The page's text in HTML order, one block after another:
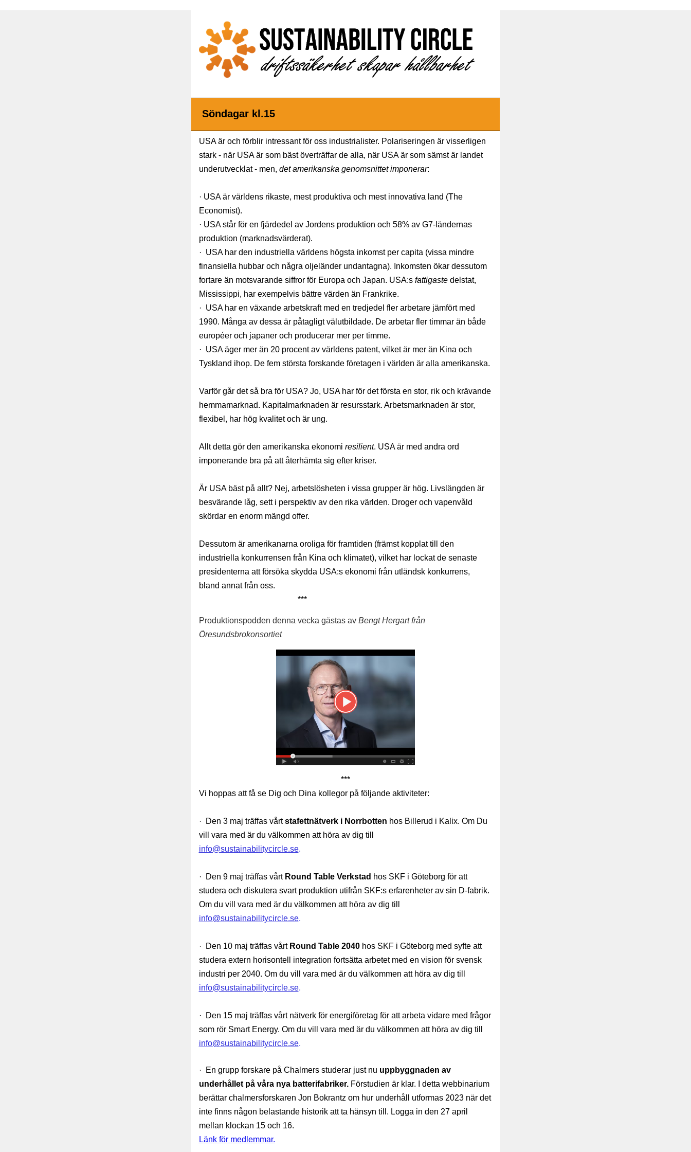
Söndagar kl.15
USA är och förblir intressant för oss industrialister. Polariseringen är visserligen
stark - när USA är som bäst överträffar de alla, när USA är som sämst är landet
underutvecklat - men, det amerikanska genomsnittet imponerar:
· USA är världens rikaste, mest produktiva och mest innovativa land (The
Economist).
· USA står för en fjärdedel av Jordens produktion och 58% av G7-ländernas
produktion (marknadsvärderat).
· USA har den industriella världens högsta inkomst per capita (vissa mindre
finansiella hubbar och några oljeländer undantagna). Inkomsten ökar dessutom
fortare än motsvarande siffror för Europa och Japan. USA:s fattigastedelstat,
Mississippi, har exempelvis bättre värden än Frankrike.
· USA har en växande arbetskraft med en tredjedel fler arbetare jämfört med
1990. Många av dessa är påtagligt välutbildade. De arbetar fler timmar än både
européer och japaner och producerar mer per timme.
· USA äger mer än 20 procent av världens patent, vilket är mer än Kina och
Tyskland ihop. De fem största forskande företagen i världen är alla amerikanska.
Varför går det så bra för USA? Jo, USA har för det första en stor, rik och krävande
hemmamarknad. Kapitalmarknaden är resursstark. Arbetsmarknaden är stor,
flexibel, har hög kvalitet och är ung.
Allt detta gör den amerikanska ekonomi resilient. USA är med andra ord
imponerande bra på att återhämta sig efter kriser.
Är USA bäst på allt? Nej, arbetslösheten i vissa grupper är hög. Livslängden är
besvärande låg, sett i perspektiv av den rika världen. Droger och vapenvåld
skördar en enorm mängd offer.
Dessutom är amerikanarna oroliga för framtiden (främst kopplat till den
industriella konkurrensen från Kina och klimatet), vilket har lockat de senaste
presidenterna att försöka skydda USA:s ekonomi från utländsk konkurrens,
bland annat från oss.
***
Produktionspodden denna vecka gästas av Bengt Hergart från
Öresundsbrokonsortiet
***
Vi hoppas att få se Dig och Dina kollegor på följande aktiviteter:
· Den 3 maj träffas vårtstafettnätverk i Norrbotten hos Billerud i Kalix. Om Du
vill vara med är du välkommen att höra av dig till
info@sustainabilitycircle.se.
· Den 9 maj träffas vårt Round Table Verkstad hos SKF i Göteborg för att
studera och diskutera svart produktion utifrån SKF:s erfarenheter av sin D-fabrik.
Om du vill vara med är du välkommen att höra av dig till
info@sustainabilitycircle.se.
· Den 10 maj träffas vårt Round Table 2040hos SKF i Göteborg med syfte att
studera extern horisontell integration fortsätta arbetet med en vision för svensk
industri per 2040. Om du vill vara med är du välkommen att höra av dig till
info@sustainabilitycircle.se.
· Den 15 maj träffas vårt nätverk för energiföretag för att arbeta vidare med frågor
som rör Smart Energy. Om du vill vara med är du välkommen att höra av dig till
info@sustainabilitycircle.se.
· En grupp forskare på Chalmers studerar just nu uppbyggnaden av
underhållet på våra nya batterifabriker.Förstudien är klar. I detta webbinarium
berättar chalmersforskaren Jon Bokrantz om hur underhåll utformas 2023 när det
inte finns någon belastande historik att ta hänsyn till. Logga in den 27 april
mellan klockan 15 och 16.
Länk för medlemmar.